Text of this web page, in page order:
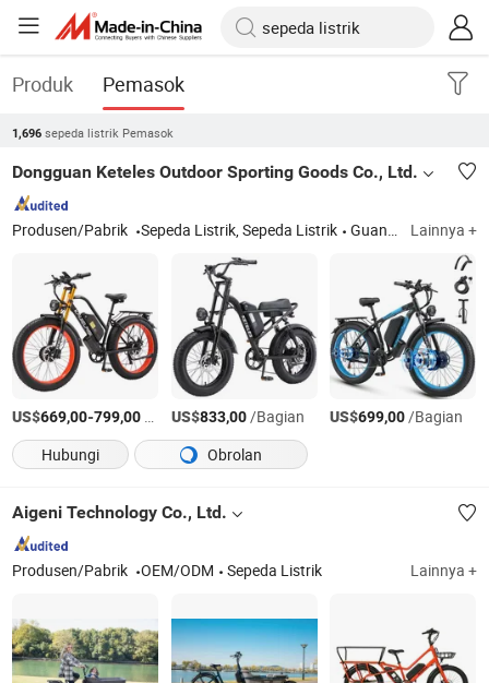
Produk Pemasok
1,696 sepeda listrik Pemasok
Dongguan Keteles Outdoor Sporting Goods Co., Ltd.
Produsen/Pabrik Sepeda Listrik, Sepeda Listrik Guangdong Lainnya +
US$669,00-799,00 US$833,00/Bagian US$699,00/Bagian
Hubungi
Obrolan
Aigeni Technology Co., Ltd.
Produsen/Pabrik OEM/ODM Sepeda Listrik Lainnya +